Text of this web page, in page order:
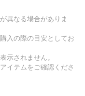
異なる場合がありま
入の際の目安としてお
示されません。
イテムをご確認くださ